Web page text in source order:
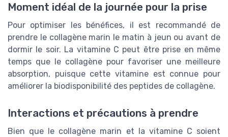
Moment idéal de la journée pour la prise
Pour optimiser les bénéfices, il est recommandé de
prendre le collagène marin le matin à jeun ou avant de
dormir le soir. La vitamine C peut être prise en même
temps que le collagène pour favoriser une meilleure
absorption, puisque cette vitamine est connue pour
améliorer la biodisponibilité des peptides de collagène.
Interactions et précautions à prendre
Bien que le collagène marin et la vitamine C soient